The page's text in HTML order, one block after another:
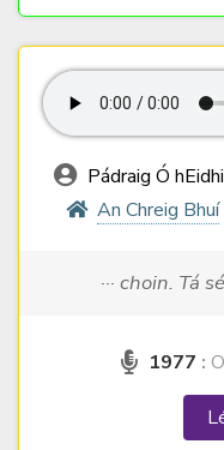
Pádraig Ó
An Chreig Bhuí
··· choin. Tá sé
1977 :